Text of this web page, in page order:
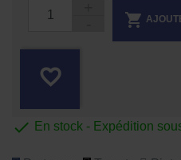

favorite_border
 En stock - Expédition